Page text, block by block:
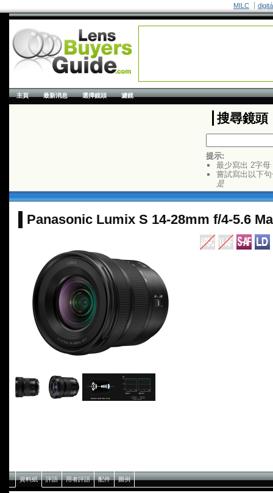
MILC
主頁 最新消息 選擇鏡頭 濾鏡
搜尋鏡頭
提示:
最少寫出 2字母
嘗試寫出以下
是
Panasonic Lumix S 14-28mm f/4-5.6
資料紙 評語 用者評語 配件 圖例